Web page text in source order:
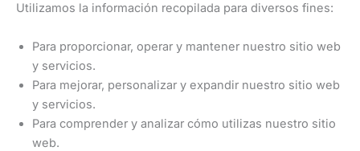
Utilizamos la información recopilada para diversos fines:
Para proporcionar, operar y mantener nuestro sitio web
y servicios.
Para mejorar, personalizar y expandir nuestro sitio web
y servicios.
Para comprender y analizar cómo utilizas nuestro sitio
web.